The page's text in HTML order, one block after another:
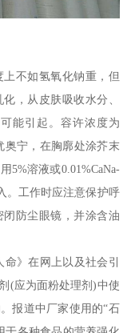
不如氢氧化钠重，但
，从皮肤吸收水分、
能引起。容许浓度为
奥宁，在胸廓处涂芥末
5%溶液或0.01%CaNa-
。工作时应注意保护呼
防尘眼镜，并涂含油
》在网上以及社会引
(应为面粉处理剂)中使
报道中厂家使用的“石